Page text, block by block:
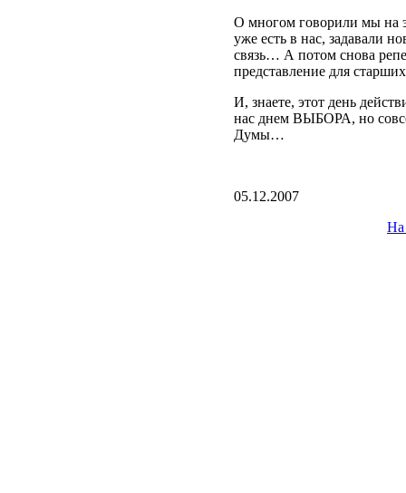
О многом говорили мы на
уже есть в нас, задавали
связь… А потом снова
представление для
И, знаете, этот день
нас днем ВЫБОРА, но
Думы…
05.12.2007
На